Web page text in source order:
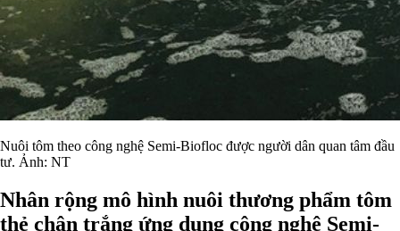
Nuôi tôm theo công nghệ Semi-Biofloc được người dân quan tâm đầu
tư. Ảnh: NT
Nhân rộng mô hình nuôi thương phẩm tôm
thẻ chân trắng ứng dụng công nghệ Semi-